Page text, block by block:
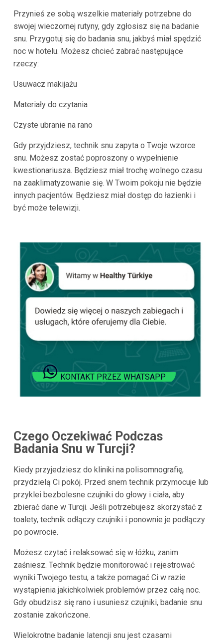
Przynieś ze sobą wszelkie materiały potrzebne do
swojej wieczornej rutyny, gdy zgłosisz się na badanie
snu. Przygotuj się do badania snu, jakbyś miał spędzić
noc w hotelu. Możesz chcieć zabrać następujące
rzeczy:
Usuwacz makijażu
Materiały do czytania
Czyste ubranie na rano
Gdy przyjdziesz, technik snu zapyta o Twoje wzorce
snu. Możesz zostać poproszony o wypełnienie
kwestionariusza. Będziesz miał trochę wolnego czasu
na zaaklimatyzowanie się. W Twoim pokoju nie będzie
innych pacjentów. Będziesz miał dostęp do łazienki i
być może telewizji.
KONTAKT PRZEZ WHATSAPP
Czego Oczekiwać Podczas
Badania Snu w Turcji?
Kiedy przyjedziesz do kliniki na polisomnografię,
przydzielą Ci pokój. Przed snem technik przymocuje lub
przyklei bezbolesne czujniki do głowy i ciała, aby
zbierać dane w Turcji. Jeśli potrzebujesz skorzystać z
toalety, technik odłączy czujniki i ponownie je podłączy
po powrocie.
Możesz czytać i relaksować się w łóżku, zanim
zaśniesz. Technik będzie monitorować i rejestrować
wyniki Twojego testu, a także pomagać Ci w razie
wystąpienia jakichkolwiek problemów przez całą noc.
Gdy obudzisz się rano i usuniesz czujniki, badanie snu
zostanie zakończone.
Wielokrotne badanie latencji snu jest czasami